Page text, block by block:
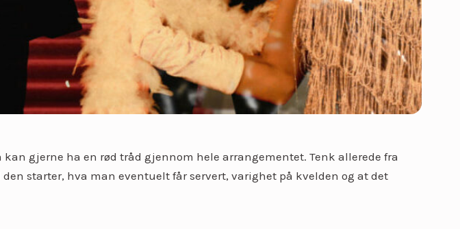
gjerne ha en rød tråd gjennom hele arrangementet. Tenk allerede fra
starter, hva man eventuelt får servert, varighet på kvelden og at det